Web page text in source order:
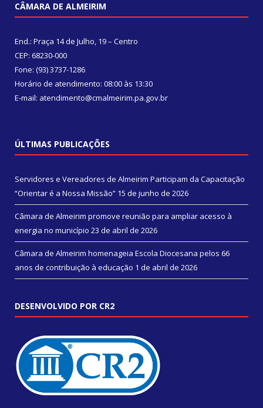
CÂMARA DE ALMEIRIM
End.: Praça 14 de Julho, 19 – Centro
CEP: 68230-000
Fone: (93) 3737-1286
Horário de atendimento: 08:00 às 13:30
E-mail: atendimento@cmalmeirim.pa.gov.br
ÚLTIMAS PUBLICAÇÕES
Servidores e Vereadores de Almeirim Participam da Capacitação
“Orientar é a Nossa Missão” 15 de junho de 2026
Câmara de Almeirim promove reunião para ampliar acesso à
energia no município 23 de abril de 2026
Câmara de Almeirim homenageia Escola Diocesana pelos 66
anos de contribuição à educação 1 de abril de 2026
DESENVOLVIDO POR CR2